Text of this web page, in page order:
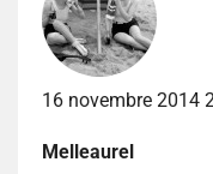
16 novembre 2014
Melleaurel